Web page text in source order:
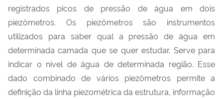
registrados picos de pressão de água em dois
piezômetros. Os piezômetros são instrumentos
utilizados para saber qual a pressão de água em
determinada camada que se quer estudar. Serve para
indicar o nível de água de determinada região. Esse
dado combinado de vários piezômetros permite a
definição da linha piezométrica da estrutura, informação